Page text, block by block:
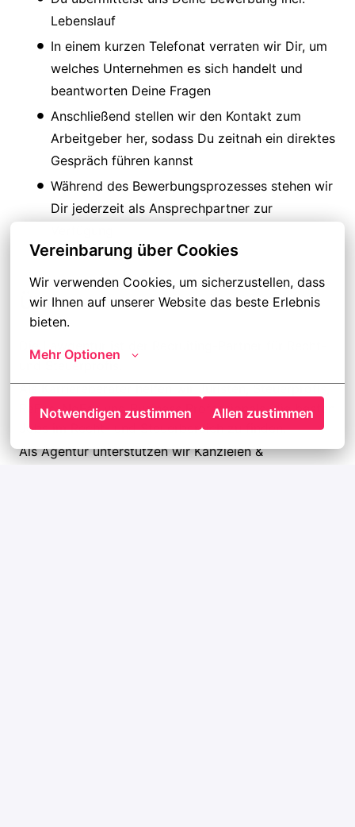
Vereinbarung über Cookies
Wir verwenden Cookies, um sicherzustellen, dass
wir Ihnen auf unserer Website das beste Erlebnis
bieten.
Mehr Optionen
Notwendigen zustimmen Allen zustimmen
Lebenslauf
In einem kurzen Telefonat verraten wir Dir, um
welches Unternehmen es sich handelt und
beantworten Deine Fragen
Anschließend stellen wir den Kontakt zum
Arbeitgeber her, sodass Du zeitnah ein direktes
Gespräch führen kannst
Während des Bewerbungsprozesses stehen wir
Dir jederzeit als Ansprechpartner zur
Über uns:
Die Lawgentur ist der Recruiting-Partner für Recht-
und Steuerprofis.
Als Karriereberater helfen wir Juristen, Steuerprofis,
ReFas, NoFas und Business Professionals, die besten
Jobs im Recht- und Steuerbereich zu finden.
Als Agentur unterstützen wir Kanzleien &